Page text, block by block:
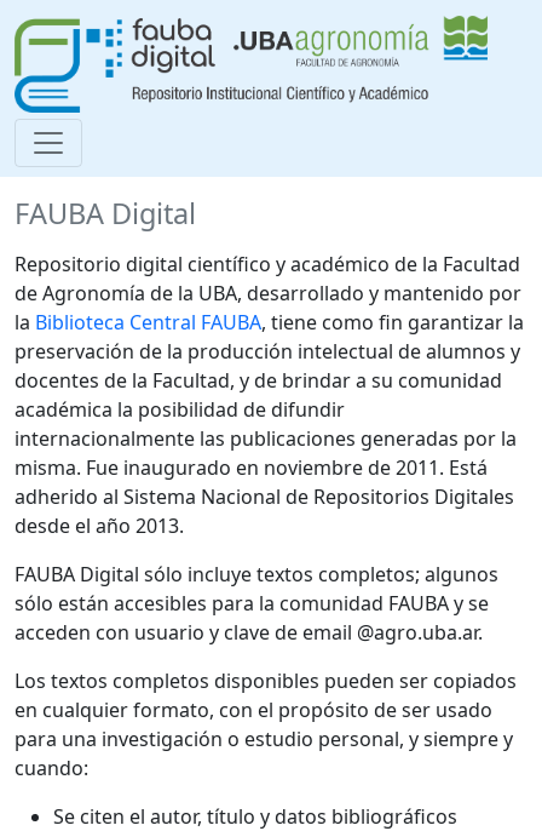
FAUBA Digital
Repositorio digital científico y académico de la Facultad
de Agronomía de la UBA, desarrollado y mantenido por
la Biblioteca Central FAUBA, tiene como fin garantizar la
preservación de la producción intelectual de alumnos y
docentes de la Facultad, y de brindar a su comunidad
académica la posibilidad de difundir
internacionalmente las publicaciones generadas por la
misma. Fue inaugurado en noviembre de 2011. Está
adherido al Sistema Nacional de Repositorios Digitales
desde el año 2013.
FAUBA Digital sólo incluye textos completos; algunos
sólo están accesibles para la comunidad FAUBA y se
acceden con usuario y clave de email @agro.uba.ar.
Los textos completos disponibles pueden ser copiados
en cualquier formato, con el propósito de ser usado
para una investigación o estudio personal, y siempre y
cuando:
Se citen el autor, título y datos bibliográficos